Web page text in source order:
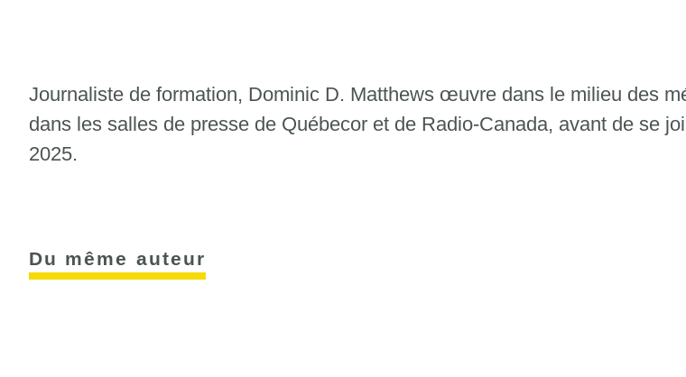
Journaliste de formation, Dominic D. Matthews œuvre dans le milieu des
dans les salles de presse de Québecor et de Radio-Canada, avant de se
2025.
Du même auteur